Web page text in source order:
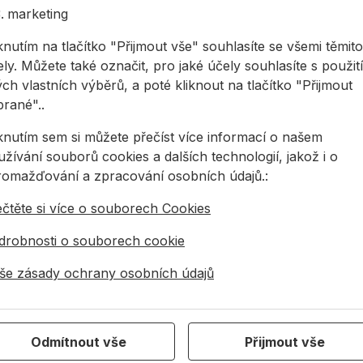
ke spojování švů parozábran EPDM a AIRSTOP,
pásů ISOWINDOW
podkladů, např. na dřevě, kovu, kameni,
a odpovídá požadavkům na vzduchotěsnost a
podle platných norem, jako je např. DIN 4108-
prepolymeru s nízkým podílem rozpouštědel
+5 °C - +30 °C, v suchu bez přímého slunečního
ruční vytlačovací pistolí jednostranně přímo na
marketing
na tlačítko "Přijmout vše" souhlasíte se všemi těmito
Můžete také označit, pro jaké účely souhlasíte s
vlastních výběrů, a poté kliknout na tlačítko "Přijmout
sem si můžete přečíst více informací o našem
souborů cookies a dalších technologií, jakož i o
a zpracování osobních údajů.:
si více o souborech Cookies
o souborech cookie
zásady ochrany osobních údajů
Odmítnout vše Přijmout vše